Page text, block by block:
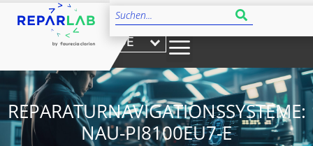
DE
REPARATURNAVIGATIONSSYSTEME:
NAU-PI8100EU7-E